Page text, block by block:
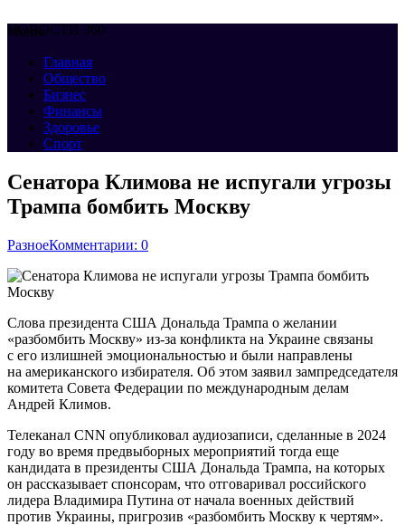
НОВОСТИ 360
Меню
Главная
Общество
Бизнес
Финансы
Здоровье
Спорт
Сенатора Климова не испугали угрозы
Трампа бомбить Москву
РазноеКомментарии: 0
Слова президента США Дональда Трампа о желании
«разбомбить Москву» из-за конфликта на Украине связаны
с его излишней эмоциональностью и были направлены
на американского избирателя. Об этом заявил зампредседателя
комитета Совета Федерации по международным делам
Андрей Климов.
Телеканал CNN опубликовал аудиозаписи, сделанные в 2024
году во время предвыборных мероприятий тогда еще
кандидата в президенты США Дональда Трампа, на которых
он рассказывает спонсорам, что отговаривал российского
лидера Владимира Путина от начала военных действий
против Украины, пригрозив «разбомбить Москву к чертям».